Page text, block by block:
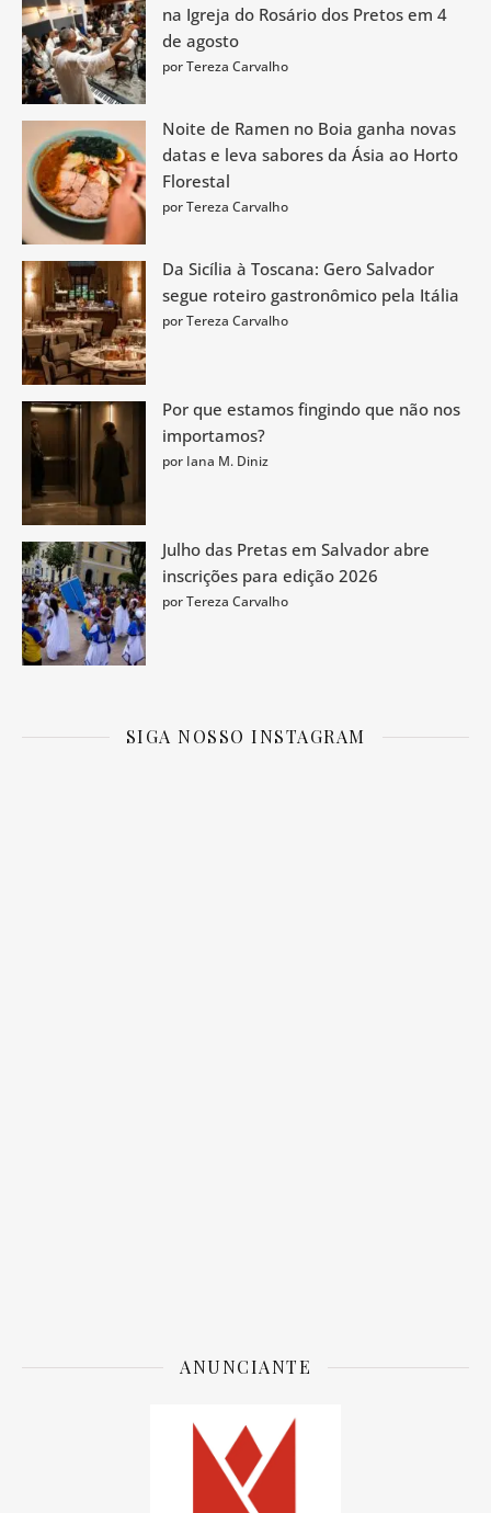
na Igreja do Rosário dos Pretos em 4
de agosto
por Tereza Carvalho
Noite de Ramen no Boia ganha novas
datas e leva sabores da Ásia ao Horto
Florestal
por Tereza Carvalho
Da Sicília à Toscana: Gero Salvador
segue roteiro gastronômico pela Itália
por Tereza Carvalho
Por que estamos fingindo que não nos
importamos?
por Iana M. Diniz
Julho das Pretas em Salvador abre
inscrições para edição 2026
por Tereza Carvalho
SIGA NOSSO INSTAGRAM
ANUNCIANTE